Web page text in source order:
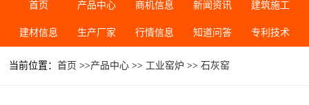
首页 产品中心 商机信息 新闻资讯 建筑施工
建材信息 生产厂家 行情信息 知道问答 专利技术
当前位置：首页 >>产品中心 >> 工业窑炉 >>石灰窑